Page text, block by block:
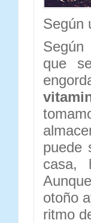
Según
que
puede
casa,
otoño
ritmo